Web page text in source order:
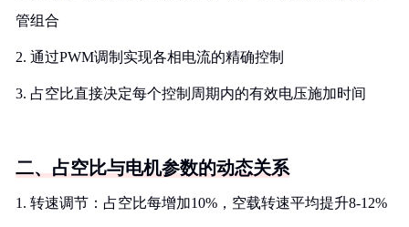
管组合
2. 通过PWM调制实现各相电流的精确控制
3. 占空比直接决定每个控制周期内的有效电压施加时间
二、占空比与电机参数的动态关系
1. 转速调节：占空比每增加10%，空载转速平均提升8-12%